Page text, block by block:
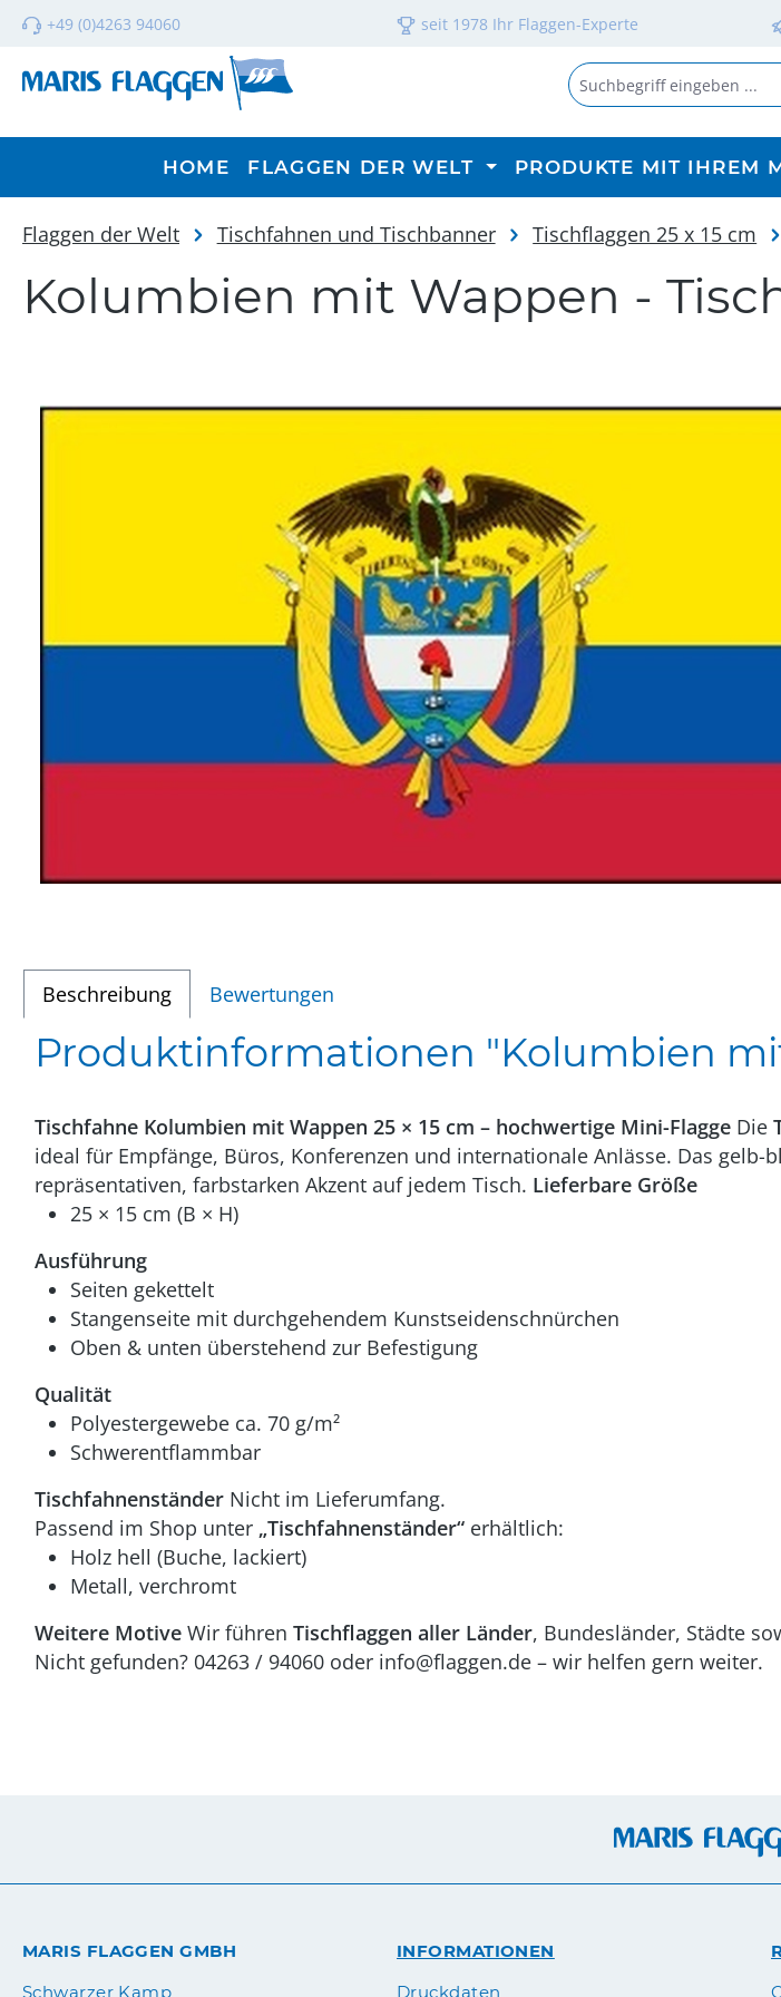
Hauptinhalt springen
Zur Suche springen
Zur Hauptnavigation springen
+49 (0)4263 94060 seit 1978 Ihr Flaggen-Experte
HOME FLAGGEN DER WELT PRODUKTE MIT IHREM
Flaggen der Welt Tischfahnen und Tischbanner Tischflaggen 25 x 15 cm
Kolumbien mit Wappen -
Bildergalerie überspringen
Beschreibung Bewertungen
Produktinformationen "Kolumbien
Tischfahne Kolumbien mit Wappen 25 × 15 cm – hochwertige Mini-Flagge Die
ideal für Empfänge, Büros, Konferenzen und internationale Anlässe. Das
repräsentativen, farbstarken Akzent auf jedem Tisch. Lieferbare Größe
25 × 15 cm (B × H)
Ausführung
Seiten gekettelt
Stangenseite mit durchgehendem Kunstseidenschnürchen
Oben & unten überstehend zur Befestigung
Qualität
Polyestergewebe ca. 70 g/m²
Schwerentflammbar
Tischfahnenständer Nicht im Lieferumfang.
Passend im Shop unter „Tischfahnenständer“ erhältlich:
Holz hell (Buche, lackiert)
Metall, verchromt
Weitere Motive Wir führen Tischflaggen aller Länder, Bundesländer, Städte
Nicht gefunden? 04263 / 94060 oder info@flaggen.de – wir helfen gern weiter.
MARIS FLAGGEN GMBH
Schwarzer Kamp
INFORMATIONEN
Druckdaten